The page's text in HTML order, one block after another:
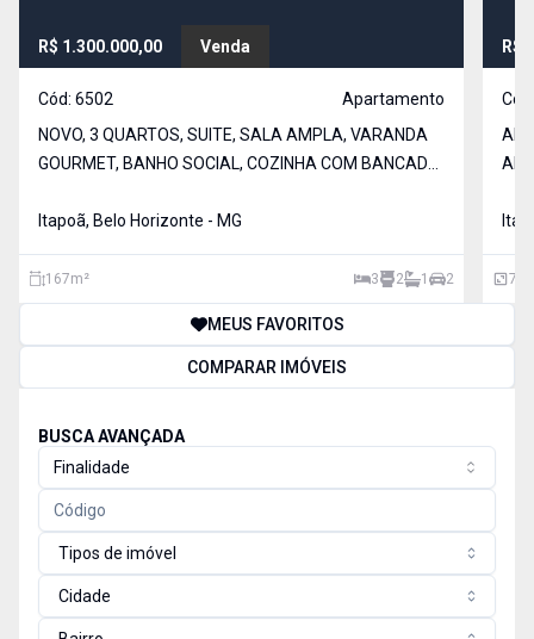
R$ 1.300.000,00 Venda
Cód: 6502
Apartamento
NOVO, 3 QUARTOS, SUITE, SALA AMPLA, VARANDA
GOURMET, BANHO SOCIAL, COZINHA COM BANCADA,
167m², 1 VAGA BOX 22 (CABEM 2 CARROS).
Itapoã, Belo Horizonte - MG
167m² 3 2 1 2
R$
A
75
MEUS FAVORITOS
COMPARAR IMÓVEIS
BUSCA AVANÇADA
Finalidade
Tipos de imóvel
Cidade